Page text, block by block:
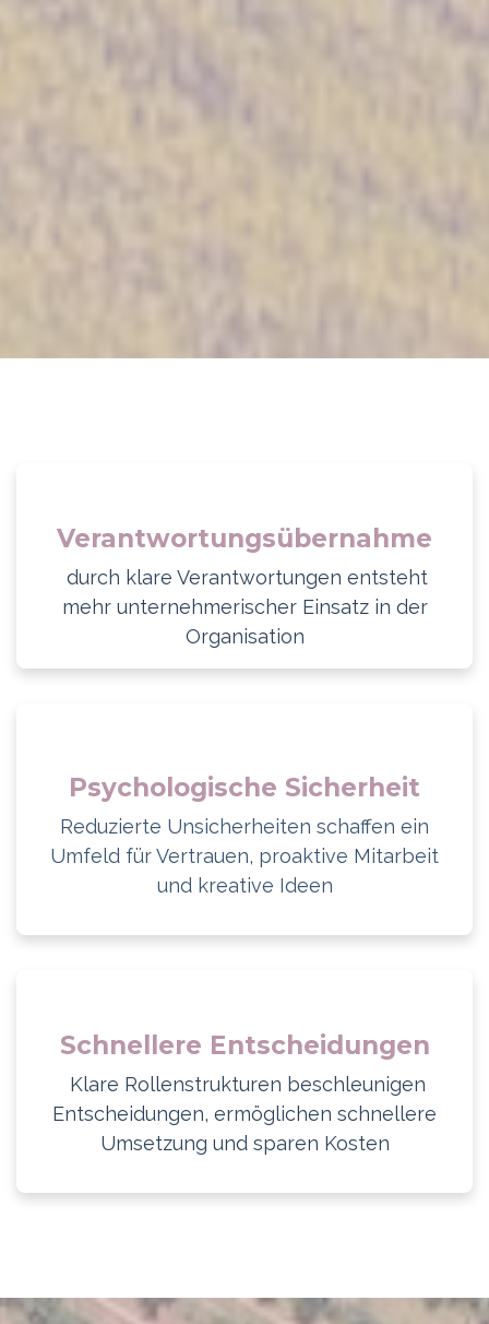
Verantwortungsübernahme
durch klare Verantwortungen entsteht
mehr unternehmerischer Einsatz in der
Organisation
Psychologische Sicherheit
Reduzierte Unsicherheiten schaffen ein
Umfeld für Vertrauen, proaktive Mitarbeit
und kreative Ideen
Schnellere Entscheidungen
Klare Rollenstrukturen beschleunigen
Entscheidungen, ermöglichen schnellere
Umsetzung und sparen Kosten